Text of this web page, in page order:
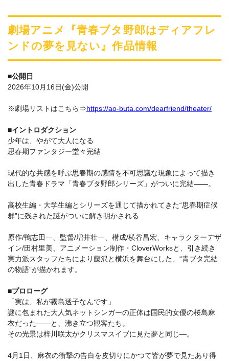
劇場アニメ『⻘春ブタ野郎はディアフレ
ンドの夢を⾒ない』作品情報
■公開日
2026年10⽉16⽇(⾦)公開
※劇場リストはこちら⇒https://ao-buta.com/dearfriend/theater/
■イントロダクション
少年は、やがて⼤⼈になる
思春期ファンタジー堂々完結
現代的な共感を呼ぶ思春期の感情を不可思議な現象によって描き
出した⻘春ドラマ「⻘春ブタ野郎シリーズ」がついに完結――。
⾼校⽣編・⼤学⽣編とシリーズを通じて描かれてきた“思春期症候
群”に残された謎がついに解き明かされる
原作/鴨志⽥⼀、監督/増井壮⼀、構成/横⾕昌宏、キャラクターデザ
イン/⽥村⾥美、アニメーション制作・CloverWorksと、引き続き
実⼒派スタッフたちにより藤沢と横浜を舞台にした、“⻘ブタ完結
の物語”が描かれます。
■プロローグ
「実は、私が霧島透⼦なんです」
謎に包まれた⼤⼈気ネットシンガーの正体は国⺠的⼥優の桜島⿇
⾐だった――と、沸き⽴つ観客たち。
その光景は梓川咲太がクリスマスイブに⾒た夢と同じ―。
4⽉1⽇、⿇⾐の衝撃の告⽩を⽪切りにかつて皆が夢で⾒たあり得